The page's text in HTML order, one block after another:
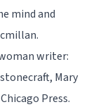
mind and
writer:
Mary
Press.